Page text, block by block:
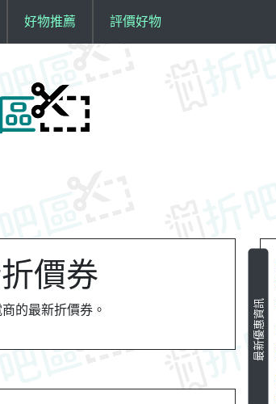
好物推薦 評價好物
價券
的最新折價券。 最新優惠資訊